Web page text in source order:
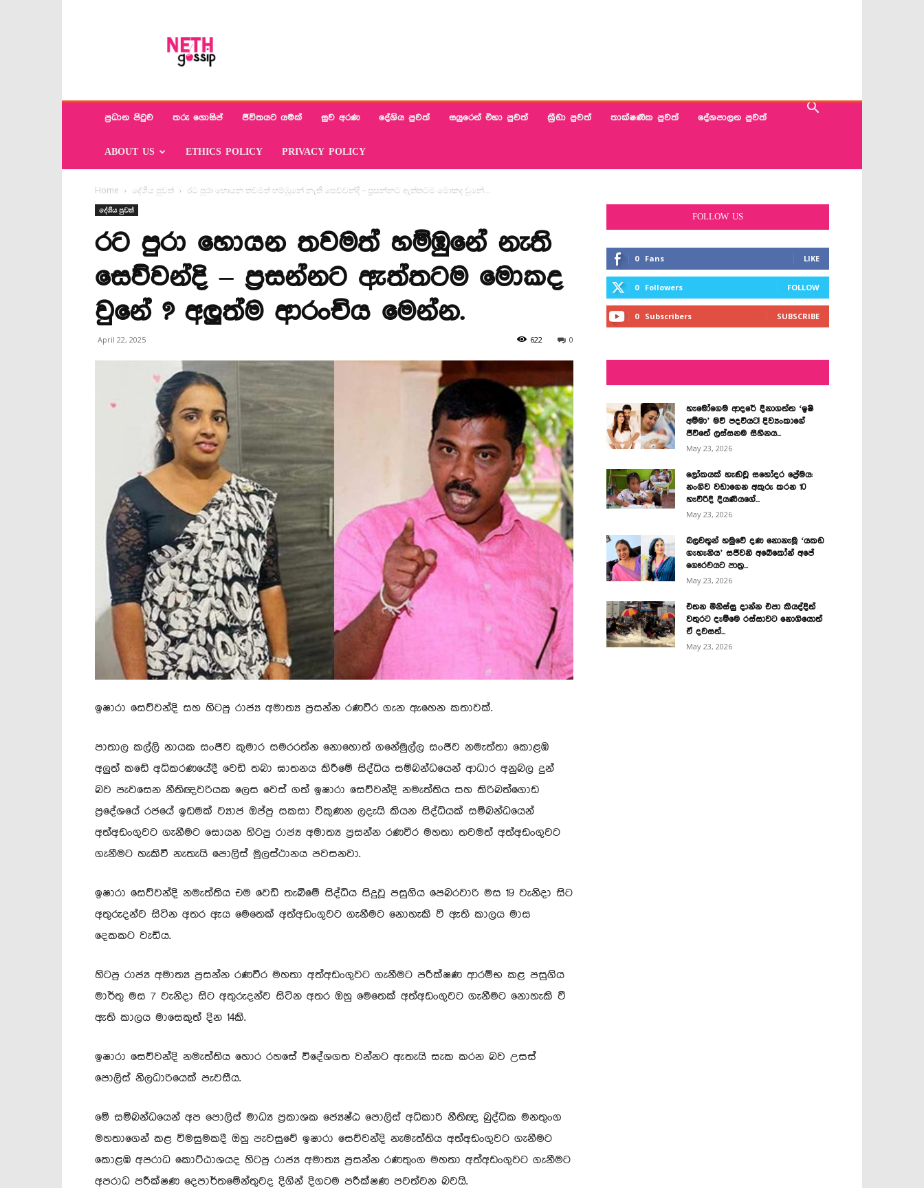
ප්‍රධාන පිටුව තරු ගොසිප් ජීවිතයට යමක් සුව අරණ දේශිය පුවත් සයුරෙන් එහා පුවත් ක්‍රීඩා පුවත් තාක්ෂණික පුවත් දේශපාලන පුවත්
ABOUT US ETHICS POLICY PRIVACY POLICY
Home දේශිය පුවත් රට පුරා හොයන තවමත් හම්ඹුනේ නැති සෙව්වන්දි – ප්‍රසන්නට ඇත්තටම මොකද වුනේ...
දේශිය පුවත්
රට පුරා හොයන තවමත් හම්ඹුනේ නැති
සෙව්වන්දි – ප්‍රසන්නට ඇත්තටම මොකද
වුනේ ? අලුත්ම ආරංචිය මෙන්න.
April 22, 2025 0
622
ඉෂාරා සෙව්වන්දි සහ හිටපු රාජ්‍ය අමාත්‍ය ප්‍රසන්න රණවීර ගැන ඇහෙන කතාවක්.
පාතාල කල්ලි නායක සංජීව කුමාර සමරරත්න නොහොත් ගනේමුල්ල සංජීව නමැත්තා කොළඹ
අලුත් කඩේ අධිකරණයේදී වෙඩි තබා ඝාතනය කිරීමේ සිද්ධිය සම්බන්ධයෙන් ආධාර අනුබල දුන්
බව පැවසෙන නීතිඥවරියක ලෙස වෙස් ගත් ඉෂාරා සෙව්වන්දි නමැත්තිය සහ කිරිබත්ගොඩ
ප්‍රදේශයේ රජයේ ඉඩමක් ව්‍යාජ ඔප්පු සකසා විකුණන ලදැයි කියන සිද්ධියක් සම්බන්ධයෙන්
අත්අඩංගුවට ගැනීමට සොයන හිටපු රාජ්‍ය අමාත්‍ය ප්‍රසන්න රණවීර මහතා තවමත් අත්අඩංගුවට
ගැනීමට හැකිවී නැතැයි පොලිස් මූලස්ථානය පවසනවා.
ඉෂාරා සෙව්වන්දි නමැත්තිය එම වෙඩි තැබීමේ සිද්ධිය සිදුවූ පසුගිය පෙබරවාරි මස 19 වැනිදා සිට
අතුරුදන්ව සිටින අතර ඇය මෙතෙක් අත්අඩංගුවට ගැනීමට නොහැකි වී ඇති කාලය මාස
දෙකකට වැඩිය.
හිටපු රාජ්‍ය අමාත්‍ය ප්‍රසන්න රණවීර මහතා අත්අඩංගුවට ගැනීමට පරීක්ෂණ ආරම්භ කළ පසුගිය
මාර්තු මස 7 වැනිදා සිට අතුරුදන්ව සිටින අතර ඔහු මෙතෙක් අත්අඩංගුවට ගැනීමට නොහැකි වී
ඇති කාලය මාසෙකුත් දින 14කි.
ඉෂාරා සෙව්වන්දි නමැත්තිය හොර රහසේ විදේශගත වන්නට ඇතැයි සැක කරන බව උසස්
පොලිස් නිලධාරියෙක් පැවසීය.
මේ සම්බන්ධයෙන් අප පොලිස් මාධ්‍ය ප්‍රකාශක ජ්‍යෙෂ්ඨ පොලිස් අධිකාරි නීතිඥ බුද්ධික මනතුංග
මහතාගෙන් කළ විමසුමකදී ඔහු පැවසුවේ ඉෂාරා සෙව්වන්දි නැමැත්තිය අත්අඩංගුවට ගැනීමට
කොළඹ අපරාධ කොට්ඨාශයද හිටපු රාජ්‍ය අමාත්‍ය ප්‍රසන්න රණතුංග මහතා අත්අඩංගුවට ගැනීමට
අපරාධ පරීක්ෂණ දෙපාර්තමේන්තුවද දිගින් දිගටම පරීක්ෂණ පවත්වන බවයි.
FOLLOW US
0 Fans LIKE
0 Followers FOLLOW
0 Subscribers SUBSCRIBE
හැමෝගෙම ආදරේ දිනාගත්ත ‘ඉෂි
අම්මා’ මව් පදවියට! දිව්‍යංකාගේ
ජීවිතේ ලස්සනම සිහිනය...
May 23, 2026
ලෝකයක් හැඬවූ සහෝදර ප්‍රේමය:
නංගිව වඩාගෙන අකුරු කරන 10
හැවිරිදි දියණියගේ...
May 23, 2026
බලවතූන් හමුවේ දණ නොනැමූ ‘යකඩ
ගැහැනිය’ සජීවනි අබේකෝන් අපේ
ගෞරවයට පාත්‍ර...
May 23, 2026
එතන මිනිස්සු දාන්න එපා කියද්දිත්
වතුරට දැම්මෙ රස්සාවට නොගියොත්
ඒ දවසත්...
May 23, 2026